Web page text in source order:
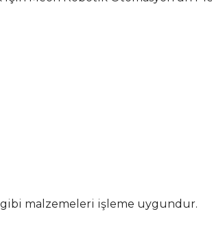
malzemeleri işleme uygundur.